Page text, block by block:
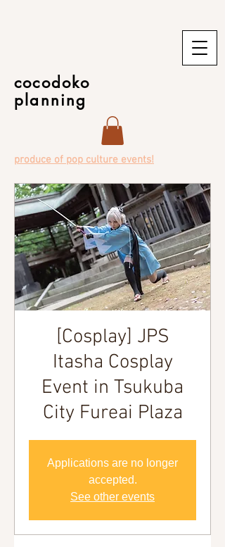
cocodoko
planning
produce of pop culture events!
[Cosplay] JPS
Itasha Cosplay
Event in Tsukuba
City Fureai Plaza
Applications are no longer
accepted.
See other events